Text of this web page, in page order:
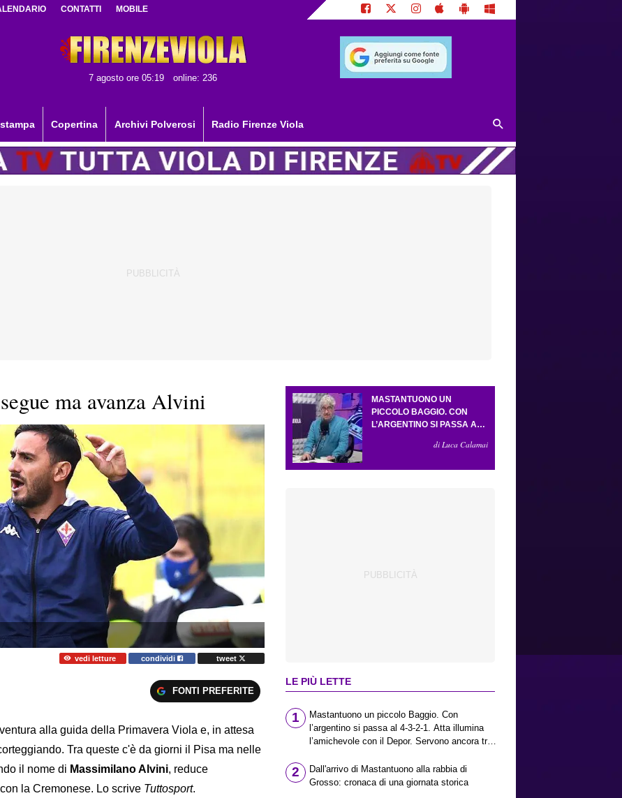
CONTATTI MOBILE
7 agosto ore 05:19 online: 236
Copertina Archivi Polverosi Radio Firenze Viola
ma avanza Alvini
vedi letture condividi tweet
FONTI PREFERITE
alla guida della Primavera Viola e, in attesa
Tra queste c'è da giorni il Pisa ma nelle
il nome di Massimilano Alvini, reduce
la Cremonese. Lo scrive Tuttosport.
MASTANTUONO UN
PICCOLO BAGGIO. CON
L’ARGENTINO SI PASSA AL
L’AMICHEVOLE CON IL
di Luca Calamai
LE PIÙ LETTE
1
Mastantuono un piccolo Baggio. Con
l’argentino si passa al 4-3-2-1. Atta illumina
l’amichevole con il Depor. Servono ancora tre
Antognoni, un finale senza vincitori
2
Dall'arrivo di Mastantuono alla rabbia di
Grosso: cronaca di una giornata storica